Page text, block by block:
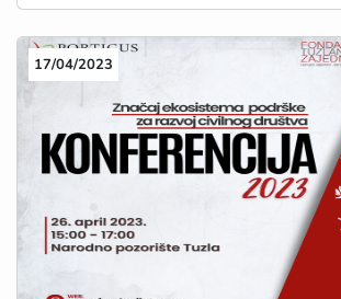
17/04/2023